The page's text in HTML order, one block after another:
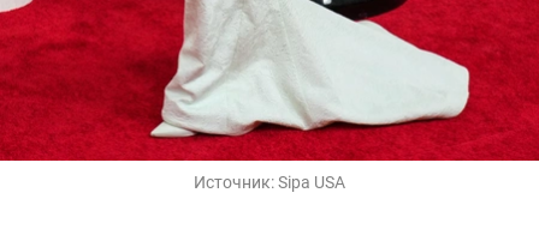
Источник:Sipa USA